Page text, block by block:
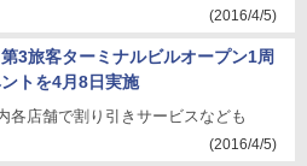
(2016/4/5)
3旅客ターミナルビルオープン1周
トを4月8日実施
各店舗で割り引きサービスなども
(2016/4/5)